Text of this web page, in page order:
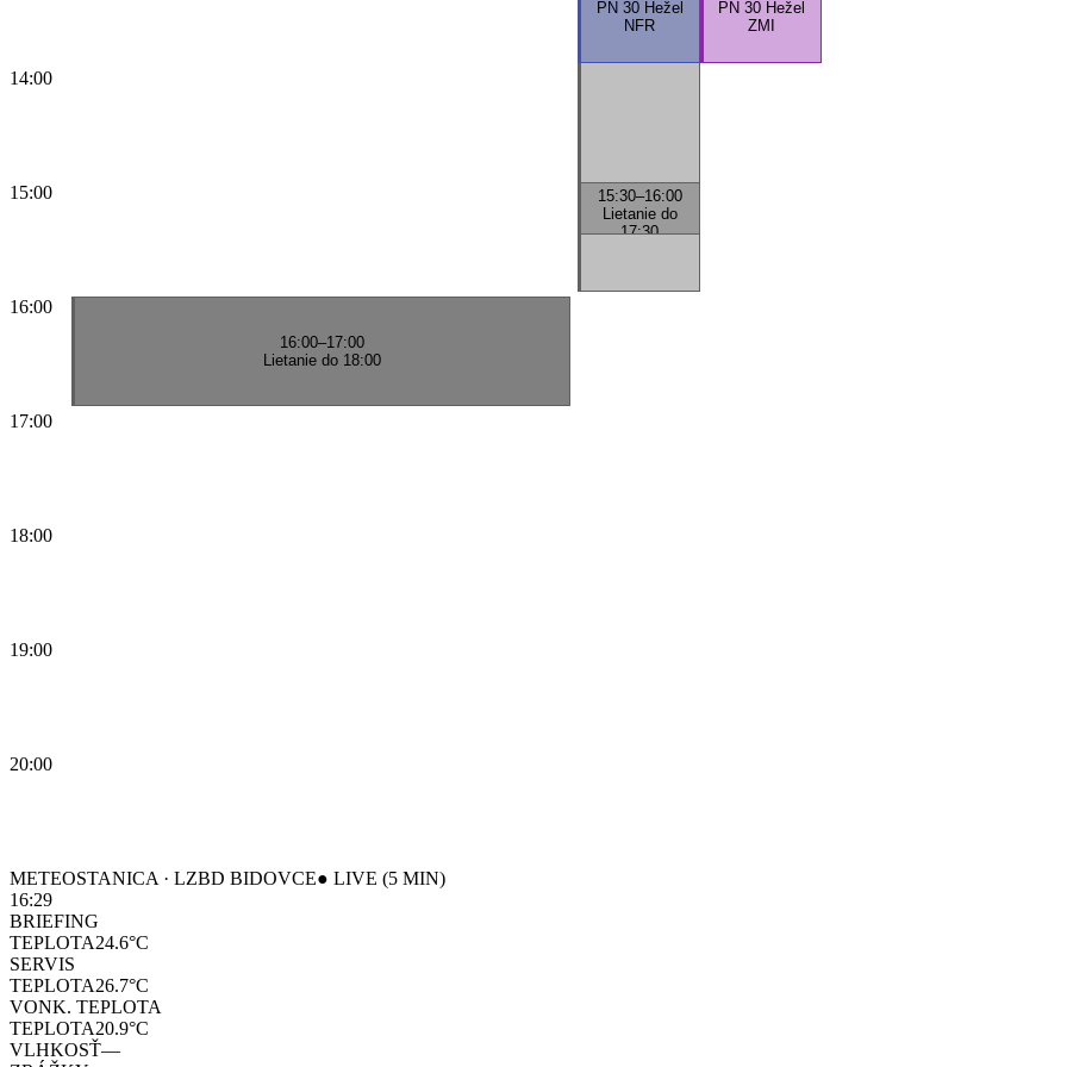
PN 30 Hežel
NFR
PN 30 Hežel
ZMI
14:00
15:00 15:30–16:00
Lietanie do
17:30
16:00
16:00–17:00
Lietanie do 18:00
17:00
18:00
19:00
20:00
METEOSTANICA · LZBD BIDOVCE● LIVE (5 MIN)
16:29
BRIEFING
TEPLOTA24.6°C
SERVIS
TEPLOTA26.7°C
VONK. TEPLOTA
TEPLOTA20.9°C
VLHKOSŤ—